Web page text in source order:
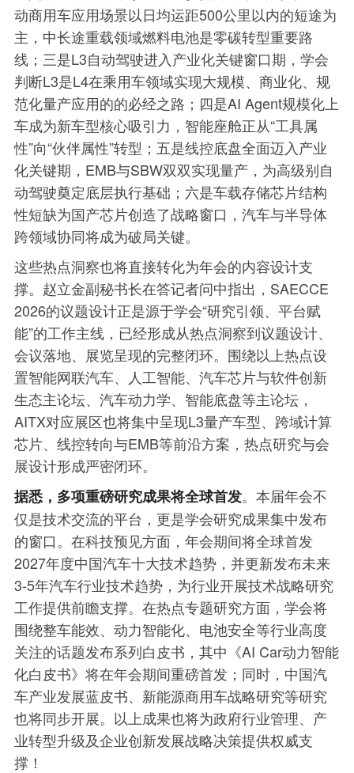
动商用车应用场景以日均运距500公里以内的短途为
主，中长途重载领域燃料电池是零碳转型重要路
线；三是L3自动驾驶进入产业化关键窗口期，学会
判断L3是L4在乘用车领域实现大规模、商业化、规
范化量产应用的的必经之路；四是AI Agent规模化上
车成为新车型核心吸引力，智能座舱正从“工具属
性”向“伙伴属性”转型；五是线控底盘全面迈入产业
化关键期，EMB与SBW双双实现量产，为高级别自
动驾驶奠定底层执行基础；六是车载存储芯片结构
性短缺为国产芯片创造了战略窗口，汽车与半导体
跨领域协同将成为破局关键。
这些热点洞察也将直接转化为年会的内容设计支
撑。赵立金副秘书长在答记者问中指出，SAECCE
2026的议题设计正是源于学会“研究引领、平台赋
能”的工作主线，已经形成从热点洞察到议题设计、
会议落地、展览呈现的完整闭环。围绕以上热点设
置智能网联汽车、人工智能、汽车芯片与软件创新
生态主论坛、汽车动力学、智能底盘等主论坛，
AITX对应展区也将集中呈现L3量产车型、跨域计算
芯片、线控转向与EMB等前沿方案，热点研究与会
展设计形成严密闭环。
据悉，多项重磅研究成果将全球首发。本届年会不
仅是技术交流的平台，更是学会研究成果集中发布
的窗口。在科技预见方面，年会期间将全球首发
2027年度中国汽车十大技术趋势，并更新发布未来
3-5年汽车行业技术趋势，为行业开展技术战略研究
工作提供前瞻支撑。在热点专题研究方面，学会将
围绕整车能效、动力智能化、电池安全等行业高度
关注的话题发布系列白皮书，其中《AI Car动力智能
化白皮书》将在年会期间重磅首发；同时，中国汽
车产业发展蓝皮书、新能源商用车战略研究等研究
也将同步开展。以上成果也将为政府行业管理、产
业转型升级及企业创新发展战略决策提供权威支
撑！